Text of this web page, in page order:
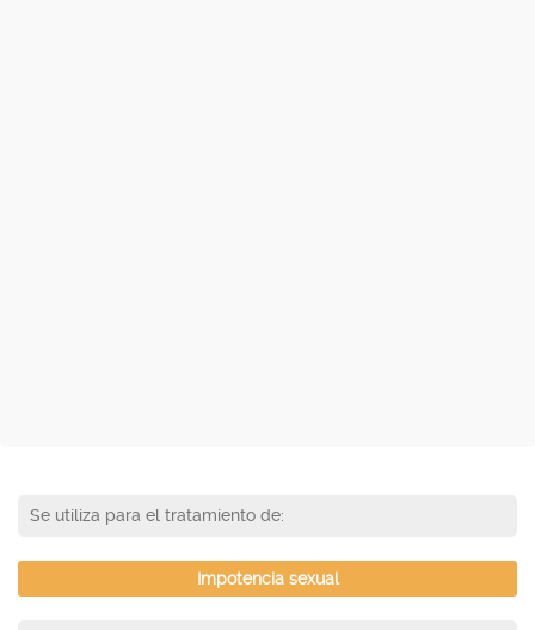
Se utiliza para el tratamiento de:
Impotencia sexual